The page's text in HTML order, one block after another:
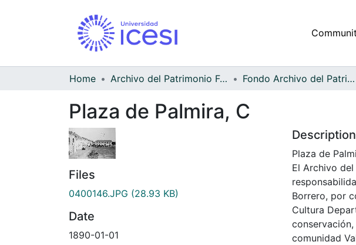
Home Archivo del Patrimonio Fotográfico y Fílmico del Valle del Cauca Fondo Archivo del Patrimonio Fotográfico y Fílmico del Valle del Cauca
Plaza de Palmira, C
Files
0400146.JPG (28.93 KB)
Date
1890-01-01
Description
Plaza de
El Archivo
Borrero, por
Cultura
comunidad